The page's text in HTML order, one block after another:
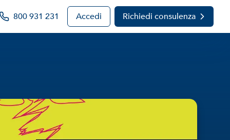
800 931 231 Accedi Richiedi consulenza